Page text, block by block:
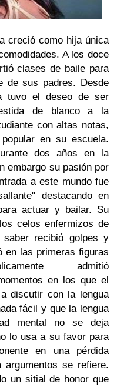
creció como hija única
A los doce
clases de baile para
de sus padres. Desde
tuvo el deseo de ser
de blanco a la
con altas notas,
en su escuela.
dos años en la
embargo su pasión por
a este mundo fue
destacando en
actuar y bailar. Su
celos enfermizos de
recibió golpes y
en las primeras figuras
admitió
en los que el
discutir con la lengua
fácil y que la lengua
mental no se deja
lo usa a su favor para
en una pérdida
se refiere.
un sitial de honor que